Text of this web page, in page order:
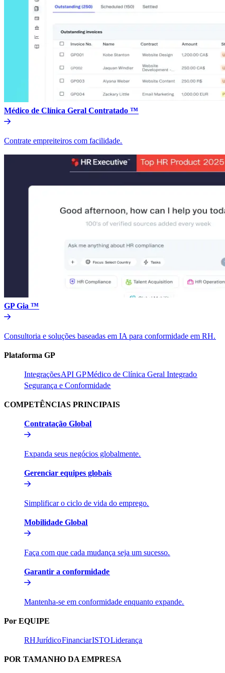
Médico de Clínica Geral Contratado ™​​
Contrate empreiteiros com facilidade.​​
GP Gia ™​​
Consultoria e soluções baseadas em IA para conformidade em RH.​​
Plataforma GP​​
Integrações​​API GP​​Médico de Clínica Geral Integrado​​
Segurança e Conformidade​​
COMPETÊNCIAS PRINCIPAIS​​
Contratação Global​​
Expanda seus negócios globalmente.​​
Gerenciar equipes globais​​
Simplificar o ciclo de vida do emprego.​​
Mobilidade Global​​
Faça com que cada mudança seja um sucesso.​​
Garantir a conformidade​​
Mantenha-se em conformidade enquanto expande.​​
Por EQUIPE​​
RH​​Jurídico​​Financiar​​ISTO​​Liderança​​
POR TAMANHO DA EMPRESA​​